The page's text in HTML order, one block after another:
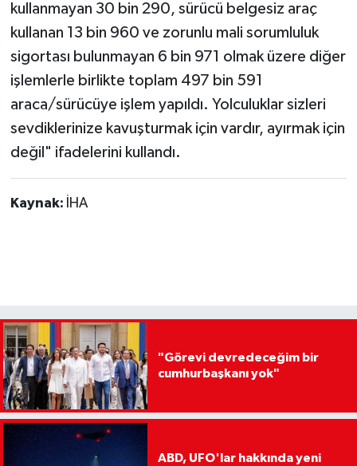
kullanmayan 30 bin 290, sürücü belgesiz araç
kullanan 13 bin 960 ve zorunlu mali sorumluluk
sigortası bulunmayan 6 bin 971 olmak üzere diğer
işlemlerle birlikte toplam 497 bin 591
araca/sürücüye işlem yapıldı. Yolculuklar sizleri
sevdiklerinize kavuşturmak için vardır, ayırmak için
değil" ifadelerini kullandı.
Kaynak: İHA
"Görevi devredeceğim bir
cumhurbaşkanı yok"
ABD, UFO'lar hakkında yeni